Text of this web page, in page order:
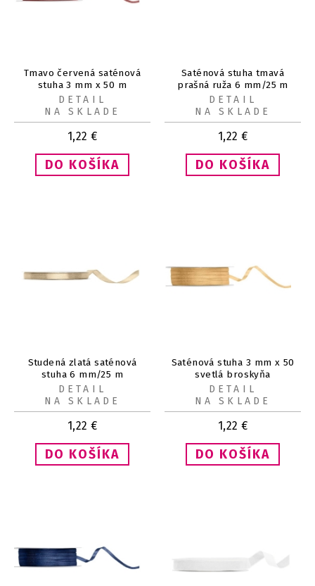
Tmavo červená saténová
stuha 3 mm x 50 m
1,22 €
DETAIL
NA SKLADE
Saténová stuha tmavá
prašná ruža 6 mm/25 m
1,22 €
DETAIL
NA SKLADE
Studená zlatá saténová
stuha 6 mm/25 m
1,22 €
DETAIL
NA SKLADE
Saténová stuha 3 mm x 50
svetlá broskyňa
1,22 €
DETAIL
NA SKLADE